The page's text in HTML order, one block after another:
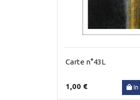
Carte n°43L
1,00 € In